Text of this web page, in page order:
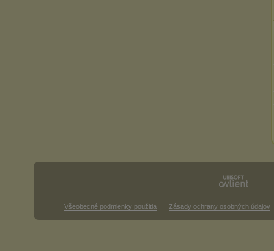
Všeobecné podmienky použitia Zásady ochrany osobných údajov